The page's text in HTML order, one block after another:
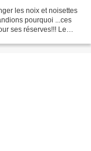
les noix et noisettes
pourquoi ...ces
ses réserves!!! Le